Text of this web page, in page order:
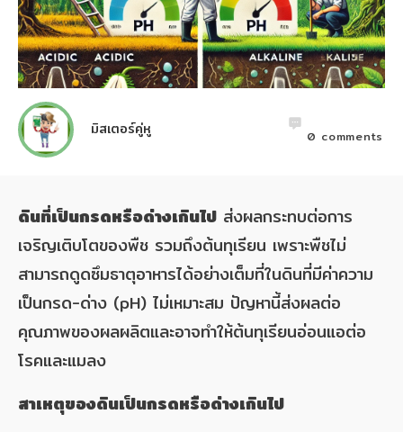
มิสเตอร์คู่หู 0 comments
ดินที่เป็นกรดหรือด่างเกินไป ส่งผลกระทบต่อการ
เจริญเติบโตของพืช รวมถึงต้นทุเรียน เพราะพืชไม่
สามารถดูดซึมธาตุอาหารได้อย่างเต็มที่ในดินที่มีค่าความ
เป็นกรด-ด่าง (pH) ไม่เหมาะสม ปัญหานี้ส่งผลต่อ
คุณภาพของผลผลิตและอาจทำให้ต้นทุเรียนอ่อนแอต่อ
โรคและแมลง
สาเหตุของดินเป็นกรดหรือด่างเกินไป